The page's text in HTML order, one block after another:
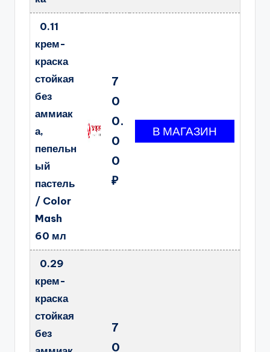
0.11
крем-
краска
стойкая
без
аммиак
а,
пепельн
ый
пастель
/ Color
Mash
60 мл
7
0
0.
0
0
₽
0.29
крем-
краска
стойкая
без
7
0